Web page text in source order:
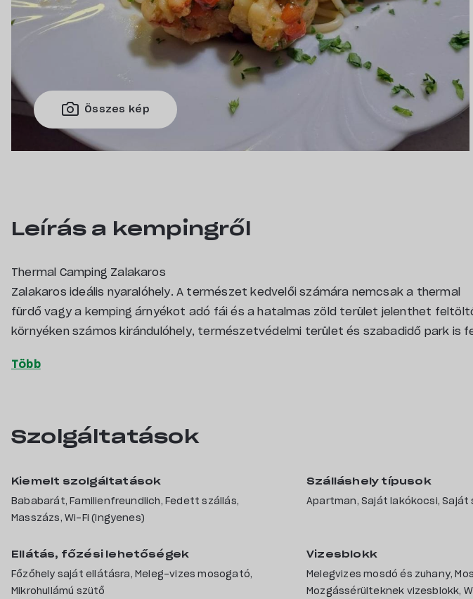
Összes kép
Leírás a kempingről
Thermal Camping Zalakaros
Zalakaros ideális nyaralóhely. A természet kedvelői számára nemcsak a thermal
fürdő vagy a kemping árnyékot adó fái és a hatalmas zöld terület jelenthet
környéken számos kirándulóhely, természetvédelmi terület és szabadidő park is
m távolságra, 10 perc sétára található. A Thermal Camping Zalakaros hatalmas
természetközeli hangulata, a pihentető időtöltés garanciája, a városközpont és a
fürdő közelsége pedig még tökéletesebbé teszi a helyszínt.
Szolgáltatások
Kiemelt szolgáltatások
Bababarát, Familienfreundlich, Fedett szállás,
Masszázs, Wi-Fi (ingyenes)
Szálláshely típusok
Apartman, Saját lakókocsi, Saját
Ellátás, főzési lehetőségek
Főzőhely saját ellátásra, Meleg-vizes mosogató,
Mikrohullámú szütő
Vizesblokk
Melegvizes mosdó és zuhany,
Mozgássérülteknek vizesblokk,